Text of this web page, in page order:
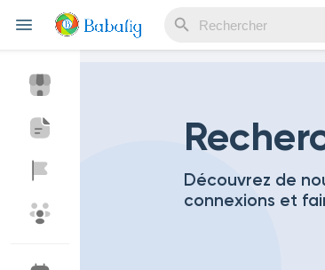
Découvrir Evènements Mes
Découvrez de
connexions et